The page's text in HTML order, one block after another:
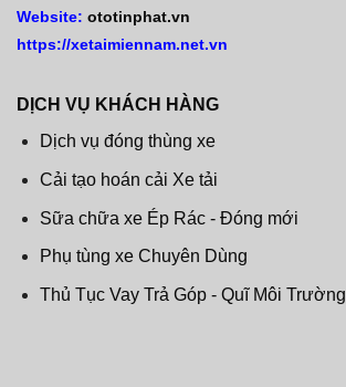
Website: ototinphat.vn
https://xetaimiennam.net.vn
DỊCH VỤ KHÁCH HÀNG
Dịch vụ đóng thùng xe
Cải tạo hoán cải Xe tải
Sữa chữa xe Ép Rác - Đóng mới
Phụ tùng xe Chuyên Dùng
Thủ Tục Vay Trả Góp - Quĩ Môi Trường